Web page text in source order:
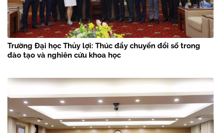
Trường Đại học Thủy lợi: Thúc đẩy chuyển đổi số trong
đào tạo và nghiên cứu khoa học